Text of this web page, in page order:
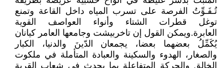
تُـفَـوِّتُ الفرصة على تسرب المياه داخل القاعة وتمنع
توغل قطرات الشتاء وأنواء العواصف القوية
العابرة.ويمكن القول إن تاخربيشت وجامعها العامر كيانان
يُكَمِّلُ بعضهما بعضا، يجمعان الدّينَ والدنيا، الكبار
والصغار، الهدوء والسكينة والعبادة المتأملة في ملكوت
الخالق والحركة المتفاعلة بما يحدث في شعاب القرية